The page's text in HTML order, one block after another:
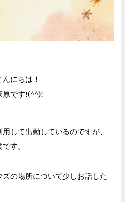
にちは！
原です!(^^)!
して出勤しているのですが、
す。
の場所について少しお話した